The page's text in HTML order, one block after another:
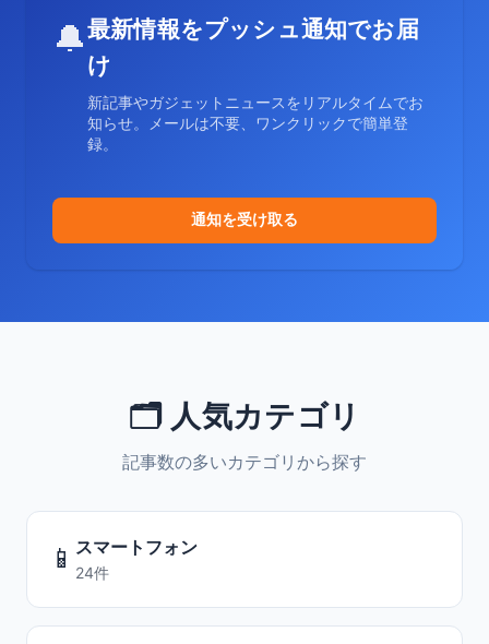
🔔最新情報をプッシュ通知でお届
け
新記事やガジェットニュースをリアルタイムでお
知らせ。メールは不要、ワンクリックで簡単登
録。
通知を受け取る
🗂️ 人気カテゴリ
記事数の多いカテゴリから探す
📱 スマートフォン
24件